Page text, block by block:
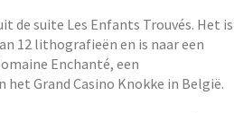
de suite Les Enfants Trouvés. Het is
12 lithografieën en is naar een
Enchanté, een
Grand Casino Knokke in België.